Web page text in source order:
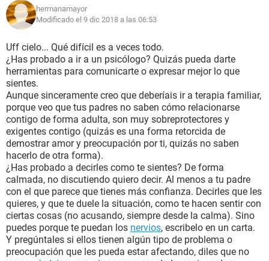
nunca pregunta nada y va directo a juzgar, se molesta
cuando la cuestiono he intento defenderme (siempre
solapada por mi padre), siempre bajo la persistente
amenaza de un castigo. Es tan predecible una discusión con
ella que ya ni me molesto en pensar mis argumentos porque
siempre termina en ella teniendo la razón.
No respetan mi individualidad ya que no consideran mis
opiniones desde temas muy pequeños (la elección de una
película) hasta cosas importantes (un cambio de residencia)
porque todo se resume en "tu madre sabe mejor"
Me siento relegada porque solo miran lo que hago mal y lo
resaltan, no es como si me estuviera esforzando por estudiar
en la mañana, en la tarde y aparte estudiando para un
examen de admisión. Pareciera que yo no les basto como
hija a pesar de que no estoy metida en nada malo e intento
ser lo mas centrada posible lo cual toman como signo de
inocencia e inexperiencia, ya que cuando trato de hablar un
tema mas maduro ellos me dan una respuesta infantilizada
o simplemente acotan "eres muy pequeña", es como si
quisieran mantenerme segura en una cajita como si tuviera
quince años y fuera estupida.
hermanamayor
Modificado el 9 dic 2018 a las 06:53
Uff cielo... Qué difícil es a veces todo.
¿Has probado a ir a un psicólogo? Quizás pueda darte
herramientas para comunicarte o expresar mejor lo que
sientes.
Aunque sinceramente creo que deberíais ir a terapia familiar,
porque veo que tus padres no saben cómo relacionarse
contigo de forma adulta, son muy sobreprotectores y
exigentes contigo (quizás es una forma retorcida de
demostrar amor y preocupación por ti, quizás no saben
hacerlo de otra forma).
¿Has probado a decirles como te sientes? De forma
calmada, no discutiendo quiero decir. Al menos a tu padre
con el que parece que tienes más confianza. Decirles que les
quieres, y que te duele la situación, como te hacen sentir con
ciertas cosas (no acusando, siempre desde la calma). Sino
puedes porque te puedan los nervios, escribelo en un carta.
Y pregúntales si ellos tienen algún tipo de problema o
preocupación que les pueda estar afectando, diles que no